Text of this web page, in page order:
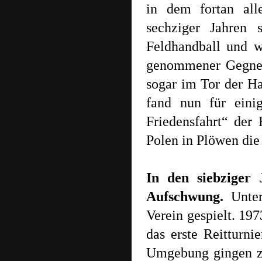
in dem fortan
sechziger Jahren
Feldhandball und
genommener
sogar im Tor der
fand nun für
Friedensfahrt“ der
Polen in Plöwen
In den siebziger
Aufschwung.
Verein gespielt.
das erste
Umgebung gingen